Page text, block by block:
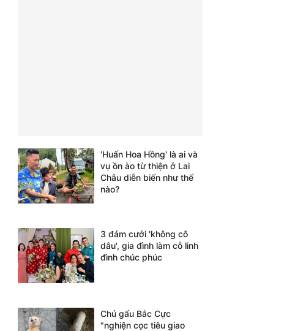
'Huấn Hoa Hồng' là ai và
vụ ồn ào từ thiện ở Lai
Châu diễn biến như thế
nào?
3 đám cưới 'không cô
dâu', gia đình làm cỗ linh
đình chúc phúc
Chú gấu Bắc Cực
"nghiện cọc tiêu giao